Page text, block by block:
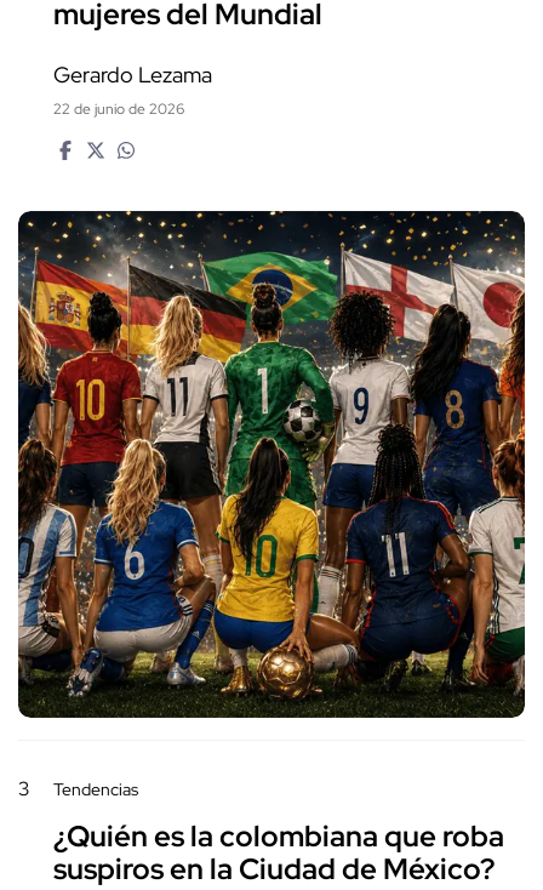
mujeres del Mundial
Gerardo Lezama
22 de junio de 2026
3 Tendencias
¿Quién es la colombiana que roba
suspiros en la Ciudad de México?